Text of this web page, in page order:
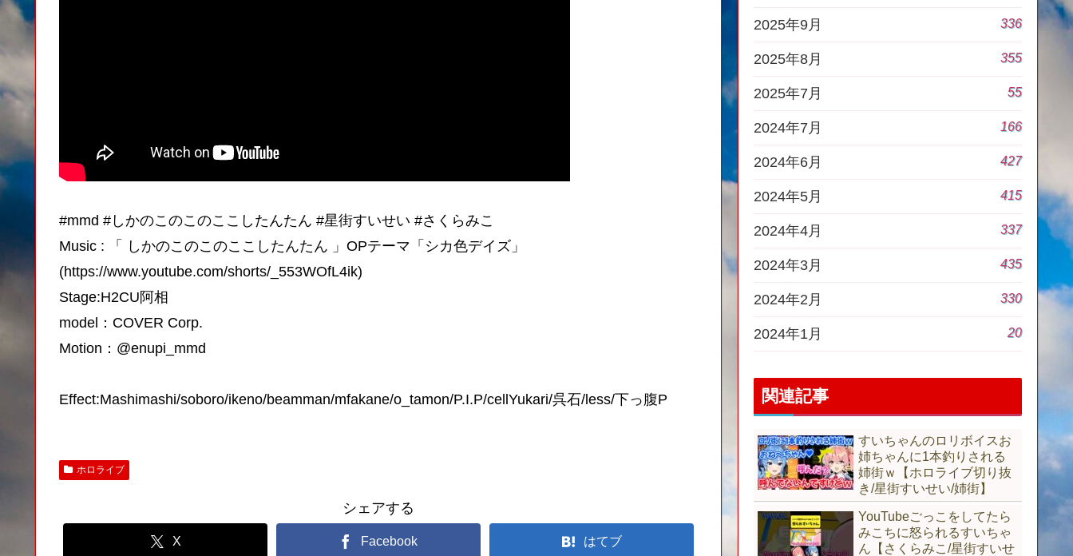
#mmd #しかのこのこのここしたんたん #星街すいせい #さくらみこ
Music : 「 しかのこのこのここしたんたん 」OPテーマ「シカ色デイズ」
(https://www.youtube.com/shorts/_553WOfL4ik)
Stage:H2CU阿相
model：COVER Corp.
Motion：@enupi_mmd
Effect:Mashimashi/soboro/ikeno/beamman/mfakane/o_tamon/P.I.P/cellYukari/呉石/less/下っ腹P
ホロライブ
シェアする
X Facebook はてブ
2025年9月 336
2025年8月 355
2025年7月 55
2024年7月 166
2024年6月 427
2024年5月 415
2024年4月 337
2024年3月 435
2024年2月 330
2024年1月 20
関連記事
すいちゃんのロリボイスお
姉ちゃんに1本釣りされる
姉街ｗ【ホロライブ切り抜
き/星街すいせい/姉街】
YouTubeごっこをしてたら
みこちに怒られるすいちゃ
ん【さくらみこ/星街すいせ